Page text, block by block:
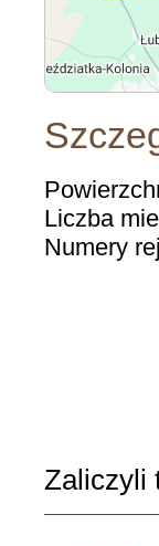
Liczba
Numery
Zaliczyli